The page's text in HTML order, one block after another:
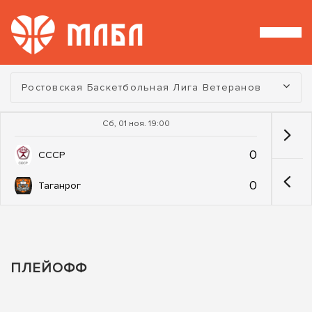
Турнир:
Ростовская Баскетбольная Лига Ветеранов
Сб, 01 ноя. 19:00
СССР 0
Таганрог 0
ПЛЕЙОФФ